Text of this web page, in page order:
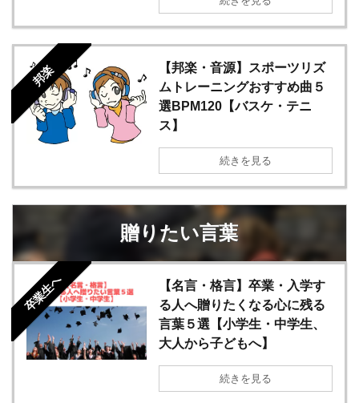
邦楽
【邦楽・音源】スポーツリズ
ムトレーニングおすすめ曲５
選BPM120【バスケ・テニ
ス】
続きを見る
贈りたい言葉
卒業生へ
【名言・格言】卒業・入学す
る人へ贈りたくなる心に残る
言葉５選【小学生・中学生、
大人から子どもへ】
続きを見る